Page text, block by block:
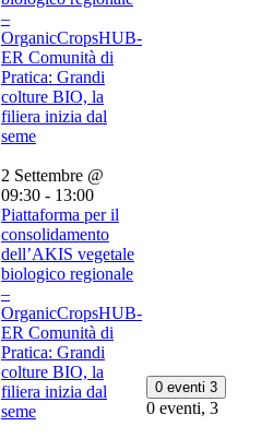
–
OrganicCropsHUB-
ER Comunità di
Pratica: Grandi
colture BIO, la
filiera inizia dal
seme
2 Settembre @
09:30 - 13:00
Piattaforma per il
consolidamento
dell’AKIS vegetale
biologico regionale
–
OrganicCropsHUB-
ER Comunità di
Pratica: Grandi
colture BIO, la
filiera inizia dal
seme
0 eventi 3
0 eventi, 3